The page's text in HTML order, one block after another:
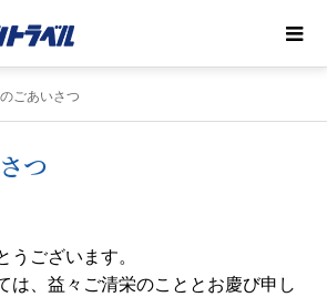
ごあいさつ
つ
ございます。
は、益々ご清栄のこととお慶び申し